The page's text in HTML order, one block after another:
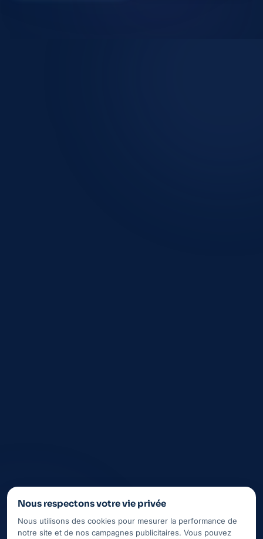
Nous respectons votre vie privée
Nous utilisons des cookies pour mesurer la performance de
notre site et de nos campagnes publicitaires. Vous pouvez